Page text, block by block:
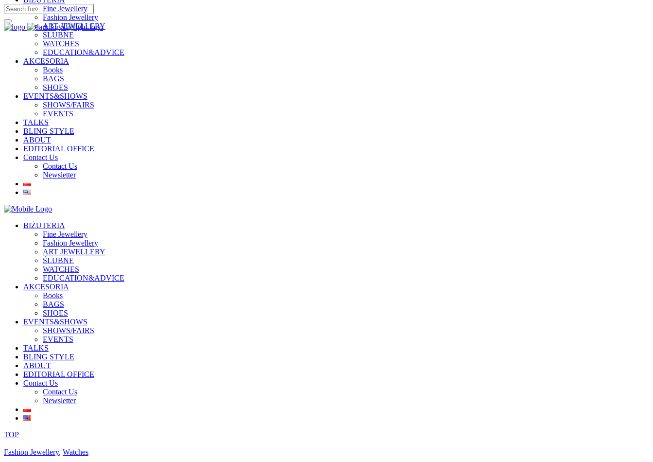
Fine Jewellery
Fashion Jewellery
ART JEWELLERY
ŚLUBNE
WATCHES
EDUCATION&ADVICE
AKCESORIA
Books
BAGS
SHOES
EVENTS&SHOWS
SHOWS/FAIRS
EVENTS
TALKS
BLING STYLE
ABOUT
EDITORIAL OFFICE
Contact Us
Contact Us
Newsletter
BIŻUTERIA
Fine Jewellery
Fashion Jewellery
ART JEWELLERY
ŚLUBNE
WATCHES
EDUCATION&ADVICE
AKCESORIA
Books
BAGS
SHOES
EVENTS&SHOWS
SHOWS/FAIRS
EVENTS
TALKS
BLING STYLE
ABOUT
EDITORIAL OFFICE
Contact Us
Contact Us
Newsletter
TOP
Fashion Jewellery, Watches